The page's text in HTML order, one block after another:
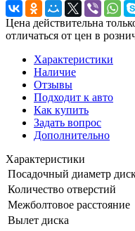
Цена действительна
отличаться от цен в
Характеристики
Наличие
Отзывы
Подходит к авто
Как купить
Задать вопрос
Дополнительно
Характеристики
Посадочный диаметр
Количество отверстий
Межболтовое расстояние
Вылет диска